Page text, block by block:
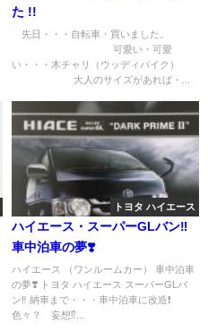
た !!
先日・・・自転車・買いました。
可愛い・可愛
い・・・木チャリ（ウッディバイク）
大人のサイズがあれば・...
トヨタ ハイエース
ハイエース・スーパーGLバン‼︎
車中泊車の夢❣️
ハイエース （ワンルームカー） 車中泊車
の夢❣️ トヨタ ハイエース スーパーGLバ
ン‼︎ 納車まで・・・車中泊車に改造❗️
色々？ 妄想⁉...